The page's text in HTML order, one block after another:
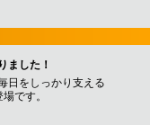
ました！
日をしっかり支える
です。